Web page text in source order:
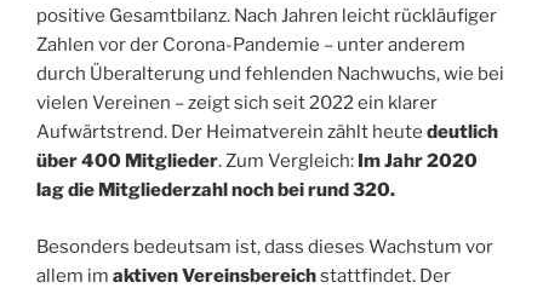
positive Gesamtbilanz. Nach Jahren leicht rückläufiger
Zahlen vor der Corona-Pandemie – unter anderem
durch Überalterung und fehlenden Nachwuchs, wie bei
vielen Vereinen – zeigt sich seit 2022 ein klarer
Aufwärtstrend. Der Heimatverein zählt heute deutlich
über 400 Mitglieder. Zum Vergleich: Im Jahr 2020
lag die Mitgliederzahl noch bei rund 320.
Besonders bedeutsam ist, dass dieses Wachstum vor
allem im aktiven Vereinsbereichstattfindet. Der